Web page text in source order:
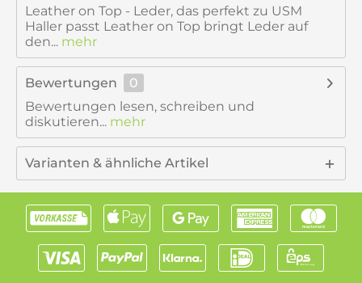
Leather on Top - Leder, das perfekt zu USM
Haller passt Leather on Top bringt Leder auf
den... mehr
Bewertungen
0
Bewertungen lesen, schreiben und
diskutieren... mehr
Varianten & ähnliche Artikel